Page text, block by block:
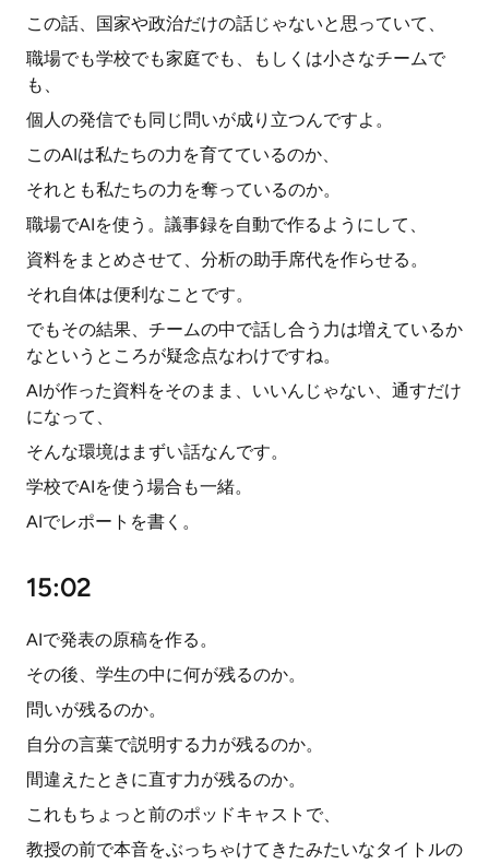
この話、国家や政治だけの話じゃないと思っていて、
職場でも学校でも家庭でも、もしくは小さなチームで
も、
個人の発信でも同じ問いが成り立つんですよ。
このAIは私たちの力を育てているのか、
それとも私たちの力を奪っているのか。
職場でAIを使う。議事録を自動で作るようにして、
資料をまとめさせて、分析の助手席代を作らせる。
それ自体は便利なことです。
でもその結果、チームの中で話し合う力は増えているか
なというところが疑念点なわけですね。
AIが作った資料をそのまま、いいんじゃない、通すだけ
になって、
そんな環境はまずい話なんです。
学校でAIを使う場合も一緒。
AIでレポートを書く。
15:02
AIで発表の原稿を作る。
その後、学生の中に何が残るのか。
問いが残るのか。
自分の言葉で説明する力が残るのか。
間違えたときに直す力が残るのか。
これもちょっと前のポッドキャストで、
教授の前で本音をぶっちゃけてきたみたいなタイトルの